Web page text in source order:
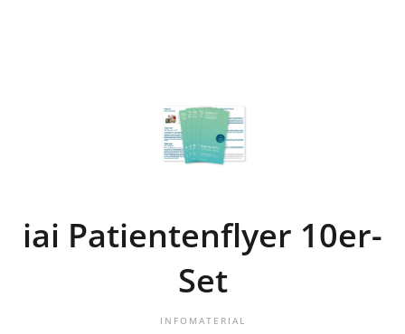
iai Patientenflyer 10er-
Set
INFOMATERIAL